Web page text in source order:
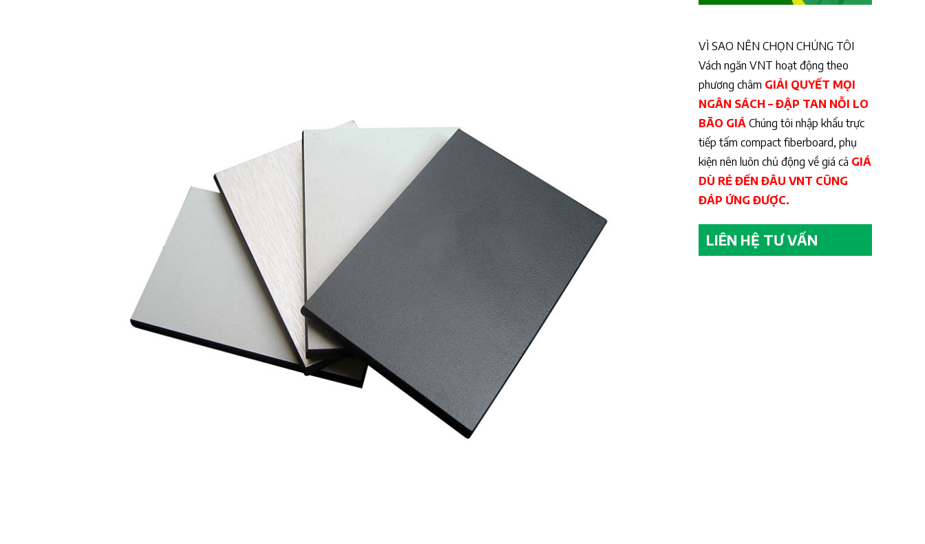
VÌ SAO NÊN CHỌN CHÚNG TÔI
Vách ngăn VNT hoạt động theo
phương châm GIẢI QUYẾT MỌI
NGÂN SÁCH – ĐẬP TAN NỖI LO
BÃO GIÁ Chúng tôi nhập khẩu trực
tiếp tấm compact fiberboard, phụ
kiện nên luôn chủ động về giá cả GIÁ
DÙ RẺ ĐẾN ĐÂU VNT CŨNG
ĐÁP ỨNG ĐƯỢC.
LIÊN HỆ TƯ VẤN